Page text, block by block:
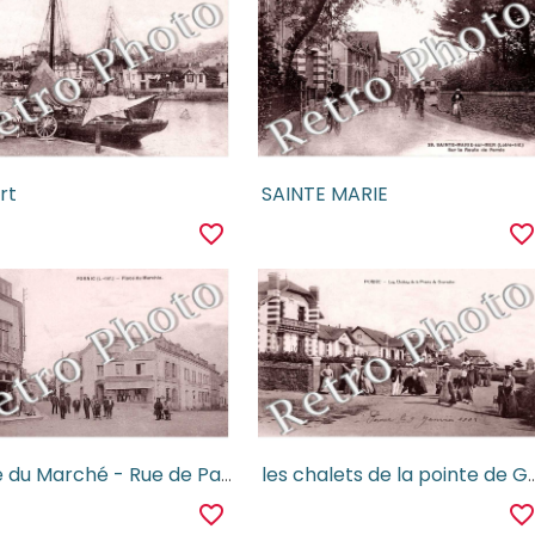
favorite_border
SAINTE MARIE
favorite_border
Place du Marché - Rue de Paris
favorite_border
les chalets de
favorite_border